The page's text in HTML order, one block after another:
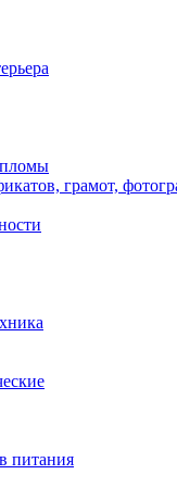
грамот,
питания